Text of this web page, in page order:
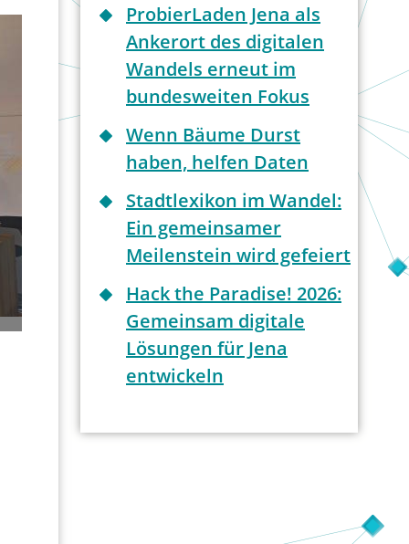
ProbierLaden Jena als
Ankerort des digitalen
Wandels erneut im
bundesweiten Fokus
Wenn Bäume Durst
haben, helfen Daten
Stadtlexikon im Wandel:
Ein gemeinsamer
Meilenstein wird gefeiert
Hack the Paradise! 2026:
Gemeinsam digitale
Lösungen für Jena
entwickeln